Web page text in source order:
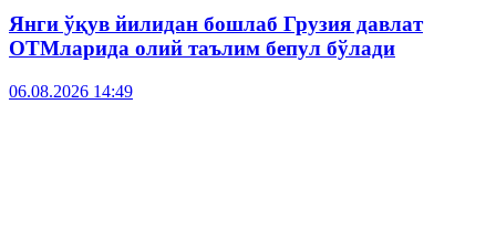
Янги ўқув йилидан бошлаб Грузия давлат
ОТМларида олий таълим бепул бўлади
06.08.2026 14:49